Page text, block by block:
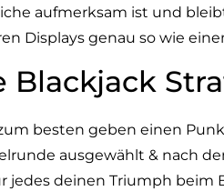
aufmerksam ist und
Displays genau so wie
Blackjack
besten geben einen
ausgewählt & nach
jedes deinen Triumph beim